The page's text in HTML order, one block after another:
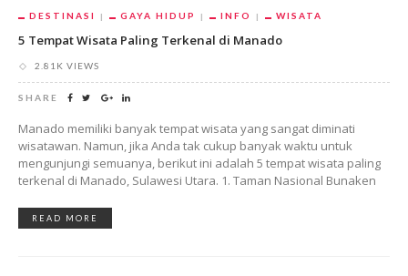
DESTINASI GAYA HIDUP INFO WISATA
5 Tempat Wisata Paling Terkenal di Manado
2.81K VIEWS
SHARE
Manado memiliki banyak tempat wisata yang sangat diminati
wisatawan. Namun, jika Anda tak cukup banyak waktu untuk
mengunjungi semuanya, berikut ini adalah 5 tempat wisata paling
terkenal di Manado, Sulawesi Utara. 1. Taman Nasional Bunaken
READ MORE